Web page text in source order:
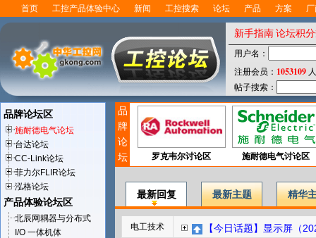
首页 工控产品体验中心 新闻 工控搜索 论坛 产品 方案
新手指南论坛积
用户名：
注册会员： 1053109
帖子搜索：
品牌论坛区
施耐德电气论坛
台达论坛
CC-Link论坛
菲力尔FLIR论坛
泓格论坛
产品体验论坛区
北辰网耦器与分布式
I/O 一体机体
品
牌
论
坛
罗克韦尔讨论区 施耐德电气讨论区
最新回复 最新主题 精华
电工技术 【今日话题】显示屏（